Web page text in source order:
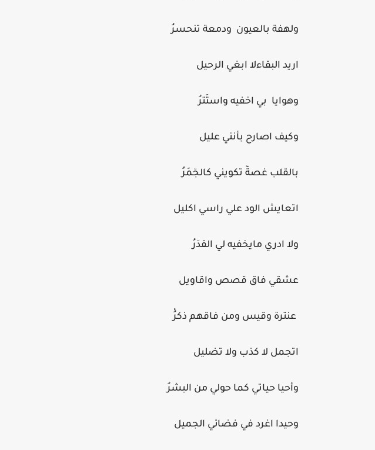
ولهفة بالعيون ودمعة تنحسرُ
اريد البقاءلا ابغي الرحيل
وهوايا بي اخفيه واستَترُ
وكيف اصارح بأنني عليل
بالقلب غصةٓٓ تكويني كالجٓمَرُ
اتعايش الود علي راسي اكليل
ولا ادري مايخفيه لي القدٓرُ
عشقي فاق قصص واقاويل
عنترة وقيس ومن فاقهم ذكرُْ
اتجمل لا كذب ولا تضليل
وأحيا حياتي كما حولي من البشرُ
وحيدا اغرد في فضائي الجميل